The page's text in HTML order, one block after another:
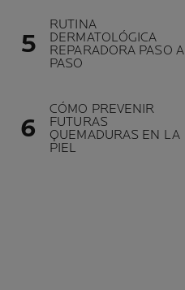
RUTINA
DERMATOLÓGICA
REPARADORA PASO A
PASO
CÓMO PREVENIR
FUTURAS
QUEMADURAS EN LA
PIEL